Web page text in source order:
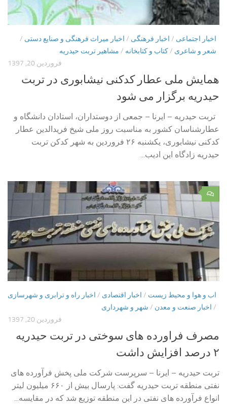
اخبار اجتماعی / اخبار فرهنگی / اخبار میراث فرهنگی و صنایع دستی /
شعر و شاعری /کتاب و کتابخانه / مشاهیر تربت حیدریه
فروردین 20, 1397
همایش ملی عطار کدکنی نیشابوری در تربت
حیدریه برگزار می شود
تربت حیدریه – ایرنا – جمعی از دوستداران، استادان دانشگاه و
عطارشناسان کشور به مناسبت روز ملی شیخ فریدالدین عطار
کدکنی نیشابوری، یکشنبه ۲۶ فروردین به شهر کدکن تربت
حیدریه زادگاه این ادیب...
۰
اب و هوا و محیط زیست / اخبار اقتصادی / اخبار راه و ترابری و شهرسازی
/ اخبار صنعت و معدن / شهر و شهرداری
فروردین 20, 1397
مصرف فراورده های سوختی در تربت حیدریه
۲ درصد افزایش داشت
تربت حیدریه – ایرنا – سرپرست شرکت ملی پخش فرآورده های
نفتی منطقه تربت حیدریه گفت: پارسال بیش از ۶۶۰ میلیون لیتر
انواع فرآورده های نفتی در این منطقه توزیع شد که در مقایسه...